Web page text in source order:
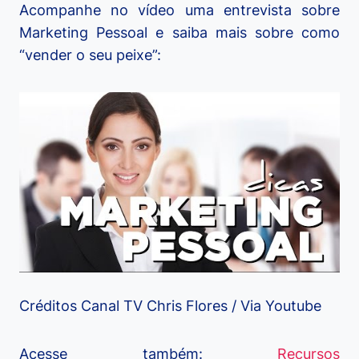
Acompanhe no vídeo uma entrevista sobre
Marketing Pessoal e saiba mais sobre como
“vender o seu peixe”:
Créditos Canal TV Chris Flores / Via Youtube
Acesse também: Recursos